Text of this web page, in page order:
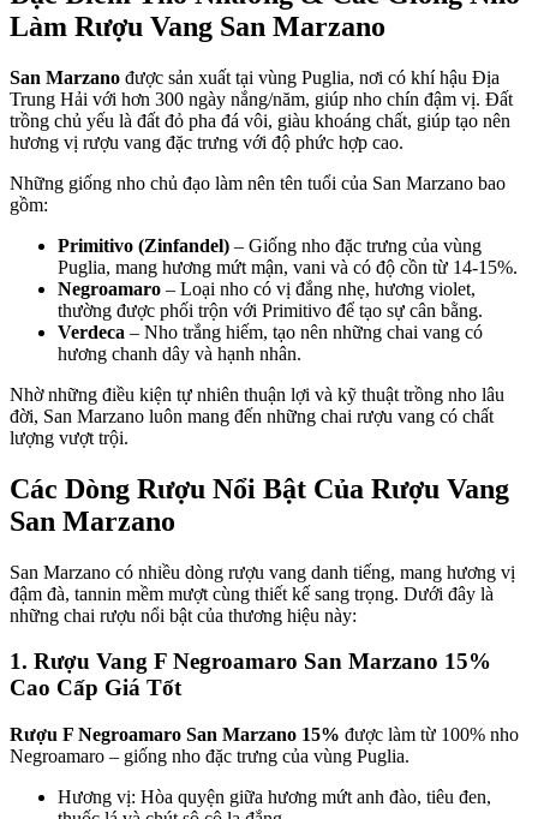
Làm Rượu Vang San Marzano
San Marzano được sản xuất tại vùng Puglia, nơi có khí hậu Địa
Trung Hải với hơn 300 ngày nắng/năm, giúp nho chín đậm vị. Đất
trồng chủ yếu là đất đỏ pha đá vôi, giàu khoáng chất, giúp tạo nên
hương vị rượu vang đặc trưng với độ phức hợp cao.
Những giống nho chủ đạo làm nên tên tuổi của San Marzano bao
gồm:
Primitivo (Zinfandel) – Giống nho đặc trưng của vùng
Puglia, mang hương mứt mận, vani và có độ cồn từ 14-15%.
Negroamaro – Loại nho có vị đắng nhẹ, hương violet,
thường được phối trộn với Primitivo để tạo sự cân bằng.
Verdeca – Nho trắng hiếm, tạo nên những chai vang có
hương chanh dây và hạnh nhân.
Nhờ những điều kiện tự nhiên thuận lợi và kỹ thuật trồng nho lâu
đời, San Marzano luôn mang đến những chai rượu vang có chất
lượng vượt trội.
Các Dòng Rượu Nổi Bật Của Rượu Vang
San Marzano
San Marzano có nhiều dòng rượu vang danh tiếng, mang hương vị
đậm đà, tannin mềm mượt cùng thiết kế sang trọng. Dưới đây là
những chai rượu nổi bật của thương hiệu này:
1. Rượu Vang F Negroamaro San Marzano 15%
Cao Cấp Giá Tốt
Rượu F Negroamaro San Marzano 15% được làm từ 100% nho
Negroamaro – giống nho đặc trưng của vùng Puglia.
Hương vị: Hòa quyện giữa hương mứt anh đào, tiêu đen,